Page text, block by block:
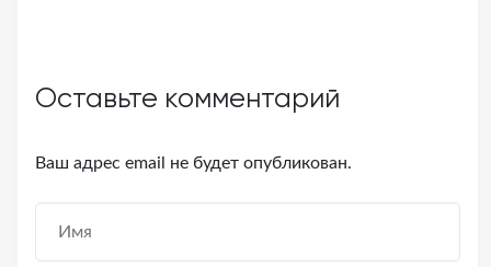
Оставьте комментарий
Ваш адрес email не будет опубликован.